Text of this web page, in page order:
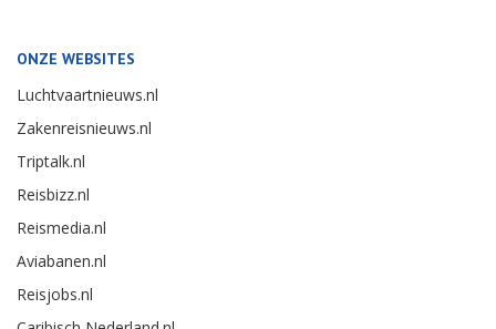
ONZE WEBSITES
Luchtvaartnieuws.nl
Zakenreisnieuws.nl
Triptalk.nl
Reisbizz.nl
Reismedia.nl
Aviabanen.nl
Reisjobs.nl